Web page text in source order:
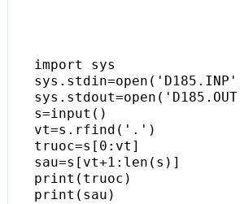
import sys
s=input()
vt=s.rfind('.')
truoc=s[0:vt]
sau=s[vt+1:len(s)]
print(truoc)
print(sau)